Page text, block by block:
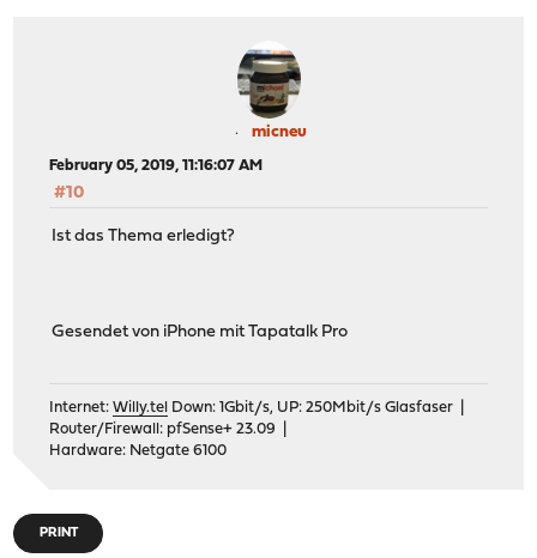
micneu
February 05, 2019, 11:16:07 AM
#10
Ist das Thema erledigt?
Gesendet von iPhone mit Tapatalk Pro
Internet:Willy.tel
Down: 1Gbit/s, UP: 250Mbit/s Glasfaser |
Router/Firewall: pfSense+ 23.09 |
Hardware: Netgate 6100
PRINT